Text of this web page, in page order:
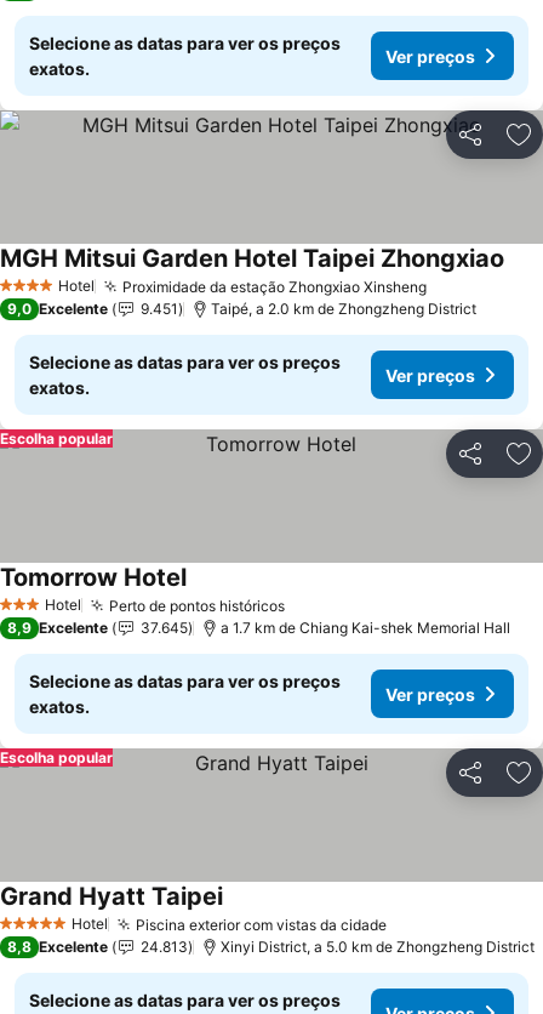
Selecione as datas para ver os preços
exatos.
Ver preços
Partilhar
4 EstrelasHotel Proximidade da estação Zhongxiao Xinsheng
MGH Mitsui Garden Hotel Taipei Zhongxiao
9,0 Excelente 9.451 Taipé, a 2.0 km de Zhongzheng District
Selecione as datas para ver os preços
exatos.
Ver preços
Partilhar
Escolha popular
3 EstrelasHotel Perto de pontos históricos
Tomorrow Hotel
8,9 Excelente 37.645 a 1.7 km de Chiang Kai-shek Memorial Hall
Selecione as datas para ver os preços
exatos.
Ver preços
Partilhar
Escolha popular
5 Estrelas Hotel Piscina exterior com vistas da cidade
Grand Hyatt Taipei
8,8 Excelente 24.813 Xinyi District, a 5.0 km de Zhongzheng District
Selecione as datas para ver os preços